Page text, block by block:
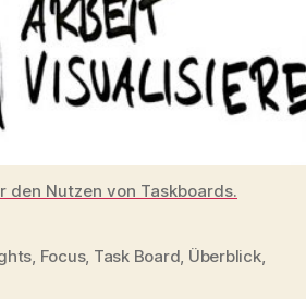
den Nutzen von Taskboards.
Focus, Task Board Überblick,